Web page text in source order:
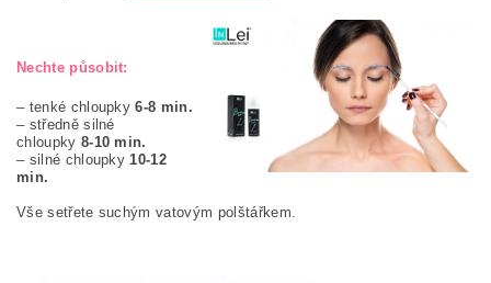
Nechte působit:
– tenké chloupky 6-8 min.
– středně silné
chloupky 8-10 min.
– silné chloupky 10-12
min.
Vše setřete suchým vatovým polštářkem.